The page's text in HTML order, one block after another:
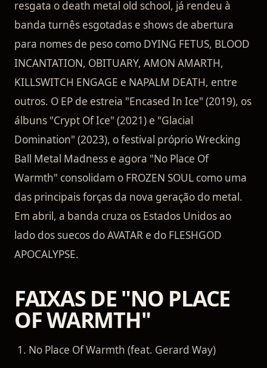
resgata o death metal old school, já rendeu à
banda turnês esgotadas e shows de abertura
para nomes de peso como DYING FETUS, BLOOD
INCANTATION, OBITUARY, AMON AMARTH,
KILLSWITCH ENGAGE e NAPALM DEATH, entre
outros. O EP de estreia "Encased In Ice" (2019), os
álbuns "Crypt Of Ice" (2021) e "Glacial
Domination" (2023), o festival próprio Wrecking
Ball Metal Madness e agora "No Place Of
Warmth" consolidam o FROZEN SOUL como uma
das principais forças da nova geração do metal.
Em abril, a banda cruza os Estados Unidos ao
lado dos suecos do AVATAR e do FLESHGOD
APOCALYPSE.
FAIXAS DE "NO PLACE
OF WARMTH"
No Place Of Warmth (feat. Gerard Way)